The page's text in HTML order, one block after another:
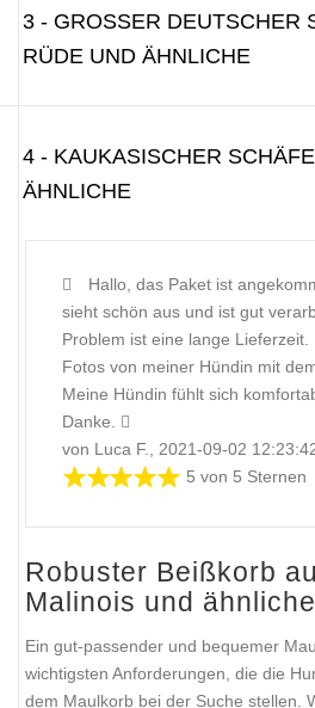
3 - GROSSER DEUTSCHER
ÜDE UND ÄHNLICHE
4 - KAUKASISCHER
ÄHNLICHE
Hallo, das Paket ist
sieht schön aus und ist gut
Problem ist eine lange Lieferzeit.
Fotos von meiner Hündin mit
Meine Hündin fühlt sich
Danke.
von Luca F., 2021-09-02
5 von 5 Sternen
Robuster Beißkorb
Malinois und
Ein gut-passender und bequemer
wichtigsten Anforderungen, die die
dem Maulkorb bei der Suche stellen.